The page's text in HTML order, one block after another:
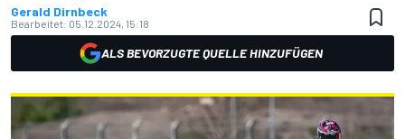
Gerald Dirnbeck
Bearbeitet: 05.12.2024, 15:18
ALS BEVORZUGTE QUELLE HINZUFÜGEN